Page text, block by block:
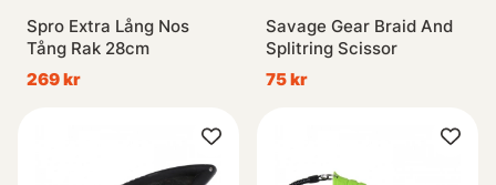
Spro Extra Lång Nos
Tång Rak 28cm
269 kr
Savage Gear Braid And
Splitring Scissor
75 kr